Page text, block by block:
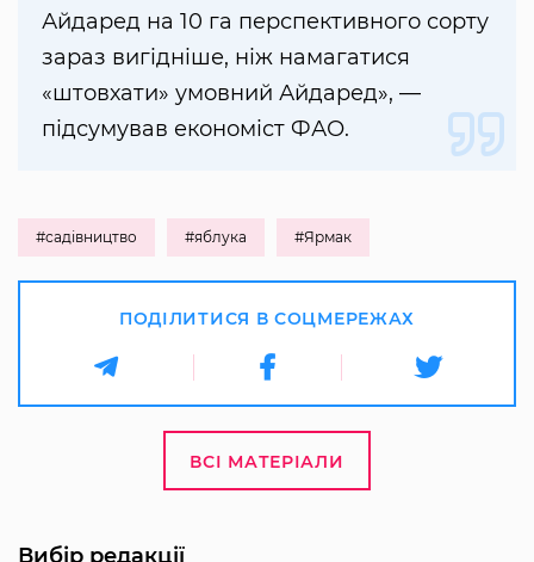
Айдаред на 10 га перспективного сорту
зараз вигідніше, ніж намагатися
«штовхати» умовний Айдаред», —
підсумував економіст ФАО.
#садівництво #яблука #Ярмак
ПОДІЛИТИСЯ В СОЦМЕРЕЖАХ
ВСІ МАТЕРІАЛИ
Вибір редакції